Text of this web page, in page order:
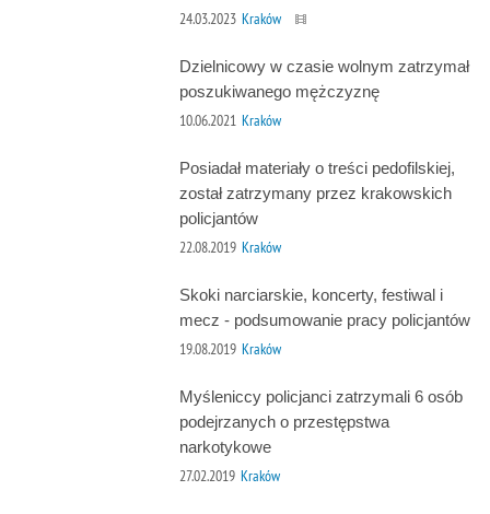
24.03.2023 Kraków
Dzielnicowy w czasie wolnym zatrzymał
poszukiwanego mężczyznę
10.06.2021 Kraków
Posiadał materiały o treści pedofilskiej,
został zatrzymany przez krakowskich
policjantów
22.08.2019 Kraków
Skoki narciarskie, koncerty, festiwal i
mecz - podsumowanie pracy policjantów
19.08.2019 Kraków
Myśleniccy policjanci zatrzymali 6 osób
podejrzanych o przestępstwa
narkotykowe
27.02.2019 Kraków